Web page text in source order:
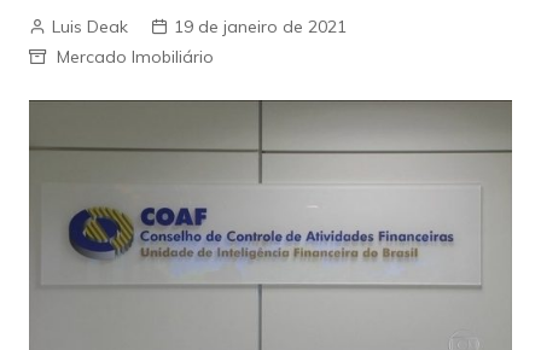
Luis Deak
19 de janeiro de 2021
Mercado Imobiliário